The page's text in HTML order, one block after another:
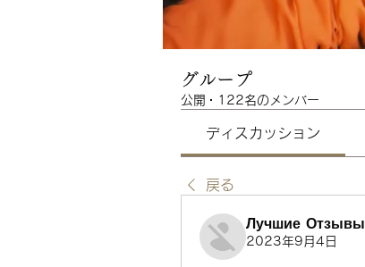
グループ
公開 · 122名のメンバー
ディスカッション
戻る
Лучшие Отзывы
2023年9月4日